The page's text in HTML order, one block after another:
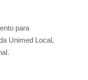
para
Unimed Local,